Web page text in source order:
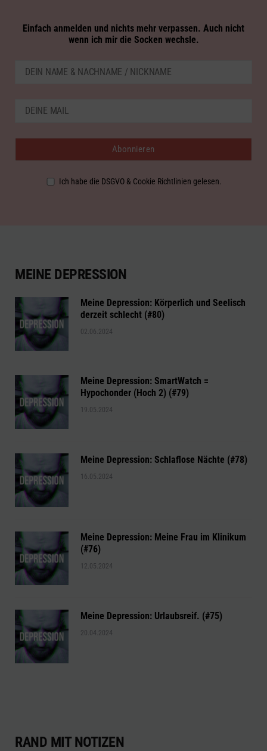
Einfach anmelden und nichts mehr verpassen. Auch nicht
wenn ich mir die Socken wechsle.
Ich habe die DSGVO & Cookie Richtlinien gelesen.
MEINE DEPRESSION
Meine Depression: Körperlich und Seelisch
derzeit schlecht (#80)
02.06.2024
Meine Depression: SmartWatch =
Hypochonder (Hoch 2) (#79)
19.05.2024
Meine Depression: Schlaflose Nächte (#78)
16.05.2024
Meine Depression: Meine Frau im Klinikum
(#76)
12.05.2024
Meine Depression: Urlaubsreif. (#75)
20.04.2024
RAND MIT NOTIZEN